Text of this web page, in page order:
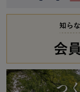
ズボン単品